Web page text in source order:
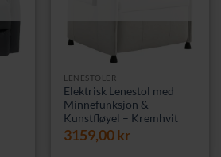
LENESTOLER
Elektrisk Lenestol med
Minnefunksjon &
Kunstfløyel – Kremhvit
3159,00kr